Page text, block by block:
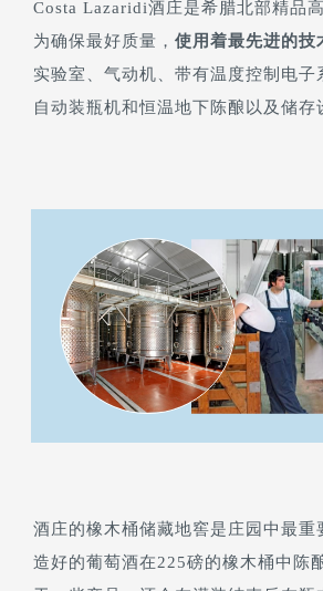
Costa Lazaridi酒庄是希腊北部精品
为确保最好质量， 使用着最先进的技
实验室、气动机、带有温度控制电子
自动装瓶机和恒温地下陈酿以及储存
酒庄的橡木桶储藏地窖是庄园中最重
造好的葡萄酒在225磅的橡木桶中陈